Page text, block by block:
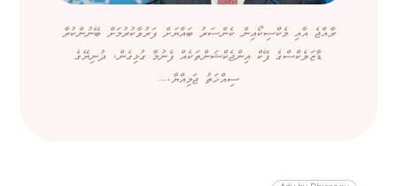
ރާއްޖެ އާއި މެކްސިކޯއިން ކެންސަރު ބައްޔަށް ފަރުވާކުރުމަށް ބޭނުންކުރާ
ޑާޒަލެކްސްގެ ފޭކް އިންޖެކްޝަންތަކެއް ފެނުމާ ގުޅިގެން، ދުނިޔޭގެ
ސިއްހަތު ޖަމިއްޔާ،...